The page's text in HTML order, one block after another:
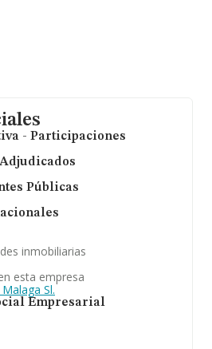
- Participaciones
Públicas
inmobiliarias
esta empresa
Sl.
Empresarial